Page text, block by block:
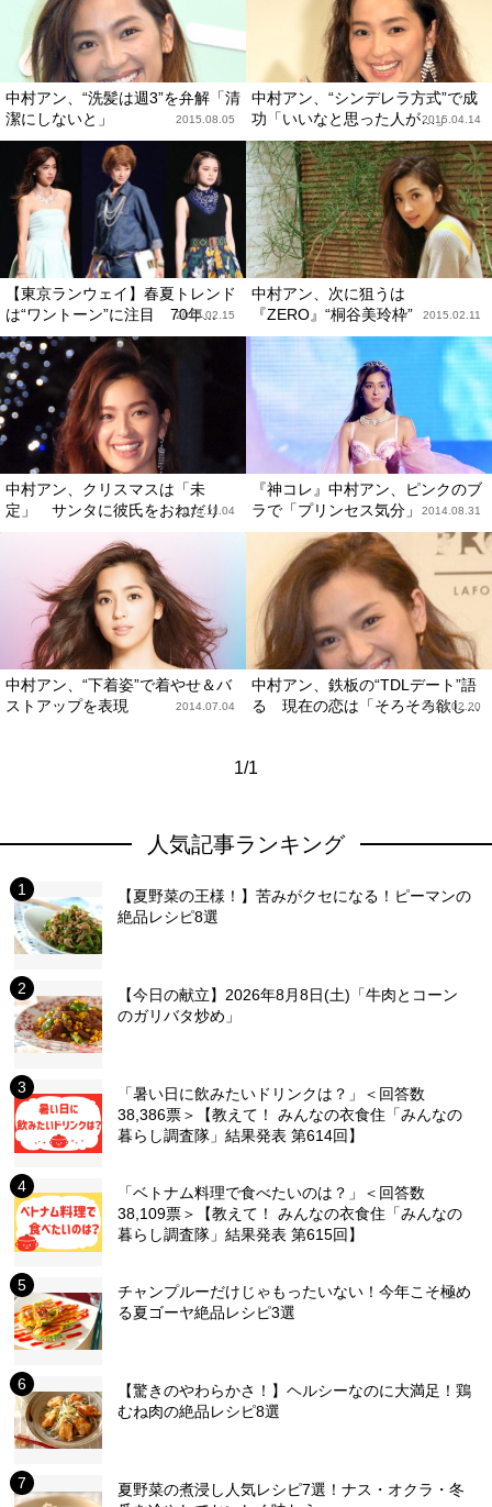
中村アン、“洗髪は週3”を弁解「清
潔にしないと」
2015.08.05
中村アン、“シンデレラ方式”で成
功「いいなと思った人が…」2015.04.14
【東京ランウェイ】春夏トレンド
は“ワントーン”に注目 70年...
2015.02.15
中村アン、次に狙うは
『ZERO』“桐谷美玲枠”
2015.02.11
中村アン、クリスマスは「未
定」 サンタに彼氏をおねだり
2014.11.04
『神コレ』中村アン、ピンクのブ
ラで「プリンセス気分」
2014.08.31
中村アン、“下着姿”で着やせ＆バ
ストアップを表現
2014.07.04
中村アン、鉄板の“TDLデート”語
る 現在の恋は「そろそろ欲し...
2014.02.20
1/1
人気記事ランキング
【夏野菜の王様！】苦みがクセになる！ピーマンの
絶品レシピ8選
【今日の献立】2026年8月8日(土)「牛肉とコーン
のガリバタ炒め」
「暑い日に飲みたいドリンクは？」＜回答数
38,386票＞【教えて！ みんなの衣食住「みんなの
暮らし調査隊」結果発表 第614回】
「ベトナム料理で食べたいのは？」＜回答数
38,109票＞【教えて！ みんなの衣食住「みんなの
暮らし調査隊」結果発表 第615回】
チャンプルーだけじゃもったいない！今年こそ極め
る夏ゴーヤ絶品レシピ3選
【驚きのやわらかさ！】ヘルシーなのに大満足！鶏
むね肉の絶品レシピ8選
夏野菜の煮浸し人気レシピ7選！ナス・オクラ・冬